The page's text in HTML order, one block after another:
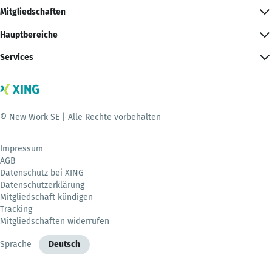
Mitgliedschaften
Hauptbereiche
Services
© New Work SE | Alle Rechte vorbehalten
Impressum
AGB
Datenschutz bei XING
Datenschutzerklärung
Mitgliedschaft kündigen
Tracking
Mitgliedschaften widerrufen
Sprache Deutsch